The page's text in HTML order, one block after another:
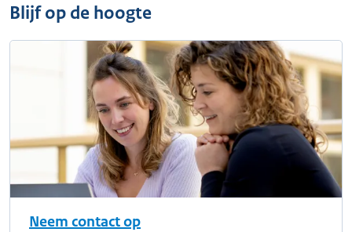
Blijf op de hoogte
Neem contact op